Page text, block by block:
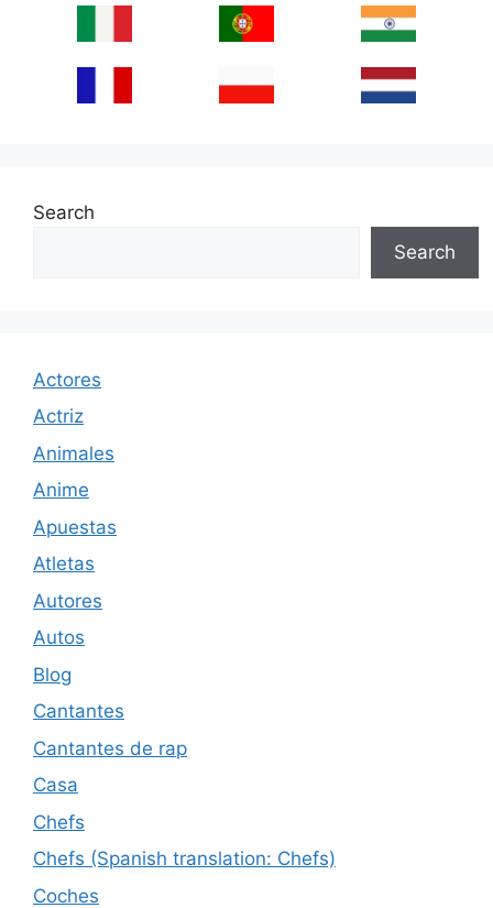
Search
Search
Actores
Actriz
Animales
Anime
Apuestas
Atletas
Autores
Autos
Blog
Cantantes
Cantantes de rap
Casa
Chefs
Chefs (Spanish translation: Chefs)
Coches